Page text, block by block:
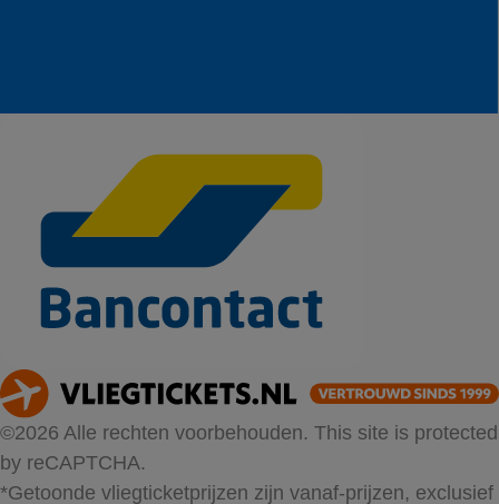
©2026 Alle rechten voorbehouden. This site is protected
by reCAPTCHA.
*Getoonde vliegticketprijzen zijn vanaf-prijzen, exclusief